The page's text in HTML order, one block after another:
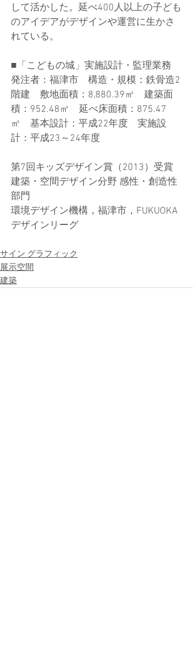
して活かした。延べ400人以上の子ども
のアイデアがデザインや運営に生かさ
れている。
■「こどもの城」実施設計・監理業務
発注者：福津市　構造・規模：鉄骨造2
階建　敷地面積：8,880.39㎡　建築面
積：952.48㎡　延べ床面積：875.47
㎡　基本設計：平成22年度　実施設
計：平成23～24年度
第7回キッズデザイン賞（2013）受賞
建築・空間デザイン分野 感性・創造性
部門
環境デザイン機構，福津市，FUKUOKA
デザインリーグ
サイン グラフィック
展示空間
建築